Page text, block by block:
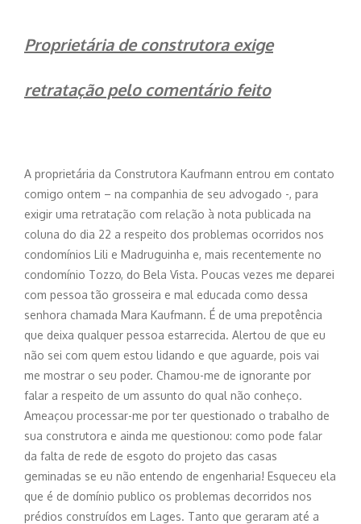
Proprietária de construtora exige
retratação pelo comentário feito
A proprietária da Construtora Kaufmann entrou em contato
comigo ontem – na companhia de seu advogado -, para
exigir uma retratação com relação à nota publicada na
coluna do dia 22 a respeito dos problemas ocorridos nos
condomínios Lili e Madruguinha e, mais recentemente no
condomínio Tozzo, do Bela Vista. Poucas vezes me deparei
com pessoa tão grosseira e mal educada como dessa
senhora chamada Mara Kaufmann. É de uma prepotência
que deixa qualquer pessoa estarrecida. Alertou de que eu
não sei com quem estou lidando e que aguarde, pois vai
me mostrar o seu poder. Chamou-me de ignorante por
falar a respeito de um assunto do qual não conheço.
Ameaçou processar-me por ter questionado o trabalho de
sua construtora e ainda me questionou: como pode falar
da falta de rede de esgoto do projeto das casas
geminadas se eu não entendo de engenharia! Esqueceu ela
que é de domínio publico os problemas decorridos nos
prédios construídos em Lages. Tanto que geraram até a